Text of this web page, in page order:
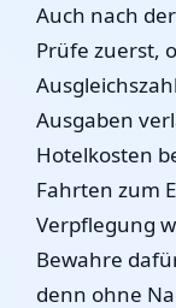
Auch nach
Prüfe zuerst,
Ausgaben
Hotelkosten
Fahrten zum
Verpflegung
Bewahre
denn ohne